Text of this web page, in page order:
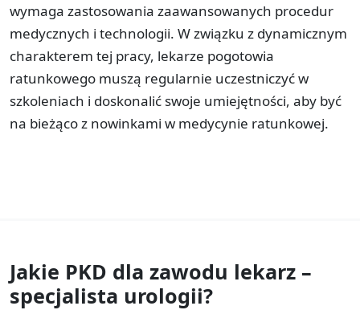
wymaga zastosowania zaawansowanych procedur
medycznych i technologii. W związku z dynamicznym
charakterem tej pracy, lekarze pogotowia
ratunkowego muszą regularnie uczestniczyć w
szkoleniach i doskonalić swoje umiejętności, aby być
na bieżąco z nowinkami w medycynie ratunkowej.
Jakie PKD dla zawodu lekarz –
specjalista urologii?